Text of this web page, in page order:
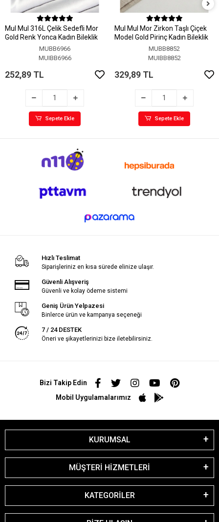
MuI MuI 316L Çelik Sedefli Mor
Gold Renk Yonca Kadın Bileklik
MUBB6966
MUIBB6966
252,89 TL
Sepete Ekle
MuI MuI Mor Zirkon Taşlı Çiçek
Model Gold Pirinç Kadın Bileklik
MUBB8852
MUIBB8852
329,89 TL
Sepete Ekle
Hızlı Teslimat
Siparişleriniz en kısa sürede elinize ulaşır.
Güvenli Alışveriş
Güvenli ve kolay ödeme sistemi
Geniş Ürün Yelpazesi
Binlerce ürün ve kampanya seçeneği
7 / 24 DESTEK
Öneri ve şikayetlerinizi bize iletebilirsiniz.
Bizi Takip Edin
Mobil Uygulamalarımız
KURUMSAL
MÜŞTERİ HİZMETLERİ
KATEGORİLER